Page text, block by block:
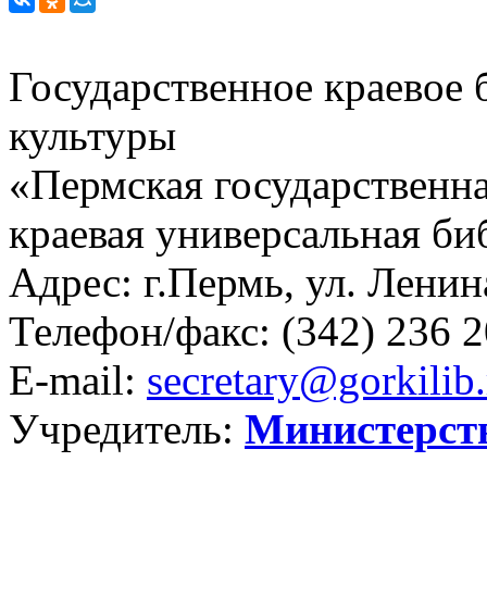
Государственное
культуры
«Пермская
краевая универсальная
Адрес: г.Пермь, ул.
Телефон/факс: (342) 236
E-mail:
Учредитель: